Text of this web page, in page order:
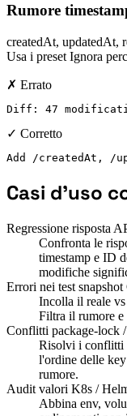
Rumore
createdAt, updatedAt,
Usa i preset Ignora
✗ Errato
Diff: 47
✓ Corretto
Add /createdAt, /
Casi d'uso
Regressione risposta
Confronta le
timestamp e ID
modifiche
Errori nei test snapshot
Incolla il reale
Filtra il rumore e
Conflitti package-lock
Risolvi i conflitti
l'ordine delle
rumore.
Audit valori K8s /
Abbina env,